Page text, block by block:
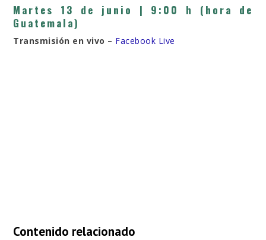
Martes 13 de junio |
9:00 h (hora de
Guatemala)
Transmisión en vivo – Facebook Live
Contenido relacionado